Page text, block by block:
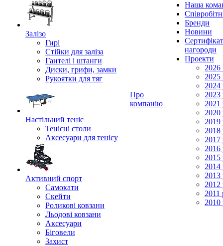
Залізо
Гирі
Стійки для заліза
Гантелі і штанги
Диски, грифи, замки
Рукоятки для тяг
Настільний теніс
Тенісні столи
Аксесуари для тенісу
Активний спорт
Самокати
Скейти
Роликові ковзани
Льодові ковзани
Аксесуари
Біговели
Захист
Про
компанію
Наша
Бренди
Новини
нагороди
Проекти
2026
2025
2024
2023
2021
2020
2019
2018
2017
2016
2015
2014
2013
2012
2011
2010